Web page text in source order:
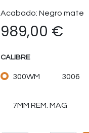
Acabado: Negro mate
989,00 €
CALIBRE
300WM 3006
7MM REM. MAG